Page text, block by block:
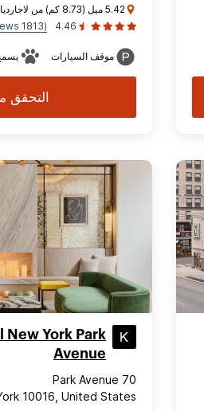
5.42 ميل (8.73 كم) من لاجارديا (LGA)
4.46
(1813 reviews)
موقف السيارات
التحقق
New York Park
Avenue
70 Park Avenue
10016, United States